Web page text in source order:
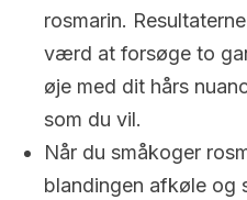
rosmarin.
værd at forsøge to
øje med dit hårs
som du vil.
Når du småkoger
blandingen afkøle og